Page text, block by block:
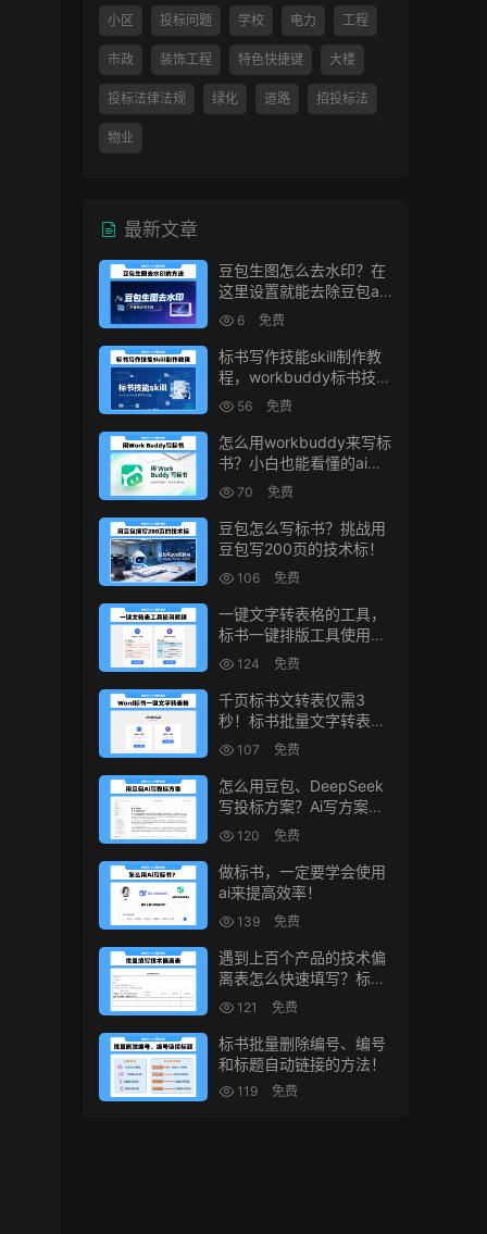
小区 投标问题 学校 电力 工程
市政 装饰工程 特色快捷键 大楼
投标法律法规 绿化 道路 招投标法
物业
最新文章
豆包生图怎么去水印？在
这里设置就能去除豆包ai
生图水印
6 免费
标书写作技能skill制作教
程，workbuddy标书技能
生成教程
56 免费
怎么用workbuddy来写标
书？小白也能看懂的ai标
书写作方法！
70 免费
豆包怎么写标书？挑战用
豆包写200页的技术标！
106 免费
一键文字转表格的工具，
标书一键排版工具使用教
程 124 免费
千页标书文转表仅需3
秒！标书批量文字转表格
的小工具！
107 免费
怎么用豆包、DeepSeek
写投标方案？Ai写方案的
小技巧
120 免费
做标书，一定要学会使用
ai来提高效率！
139 免费
遇到上百个产品的技术偏
离表怎么快速填写？标书
制作技巧！
121 免费
标书批量删除编号、编号
和标题自动链接的方法！
119 免费